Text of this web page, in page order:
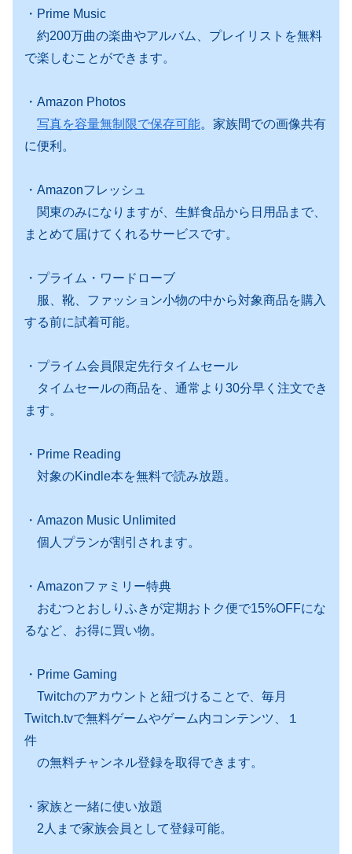
・Prime Music
約200万曲の楽曲やアルバム、プレイリストを無料
で楽しむことができます。
・Amazon Photos
写真を容量無制限で保存可能。家族間での画像共有
に便利。
・Amazonフレッシュ
関東のみになりますが、生鮮食品から日用品まで、
まとめて届けてくれるサービスです。
・プライム・ワードローブ
服、靴、ファッション小物の中から対象商品を購入
する前に試着可能。
・プライム会員限定先行タイムセール
タイムセールの商品を、通常より30分早く注文でき
ます。
・Prime Reading
対象のKindle本を無料で読み放題。
・Amazon Music Unlimited
個人プランが割引されます。
・Amazonファミリー特典
おむつとおしりふきが定期おトク便で15%OFFにな
るなど、お得に買い物。
・Prime Gaming
Twitchのアカウントと紐づけることで、毎月
Twitch.tvで無料ゲームやゲーム内コンテンツ、１
件
の無料チャンネル登録を取得できます。
・家族と一緒に使い放題
2人まで家族会員として登録可能。